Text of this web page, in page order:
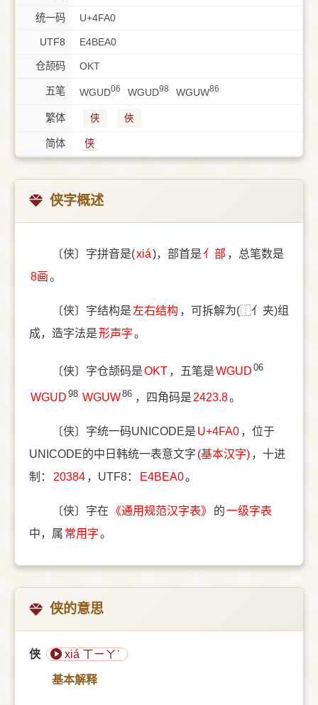
统一码 U+4FA0
UTF8 E4BEA0
仓颉码 OKT
五笔 WGUD06 WGUD98 WGUW86
繁体 侠 俠
简体 侠
侠字概述
〔侠〕字拼音是(xiá)，部首是⺅部 ，总笔数是
8画。
〔侠〕字结构是 左右结构 ，可拆解为(⿰亻夹)组
成，造字法是形声字。
〔侠〕字仓颉码是OKT ，五笔是WGUD 06
WGUD 98 WGUW86 ，四角码是2423.8。
〔侠〕字统一码UNICODE是 U+4FA0 ，位于
UNICODE的中日韩统一表意文字 (基本汉字) ，十进
制：
20384 ，UTF8： E4BEA0。
〔侠〕字在 《通用规范汉字表》 的一级字表
中，属 常用字。
侠的意思
侠 xiá ㄒㄧㄚˊ
基本解释